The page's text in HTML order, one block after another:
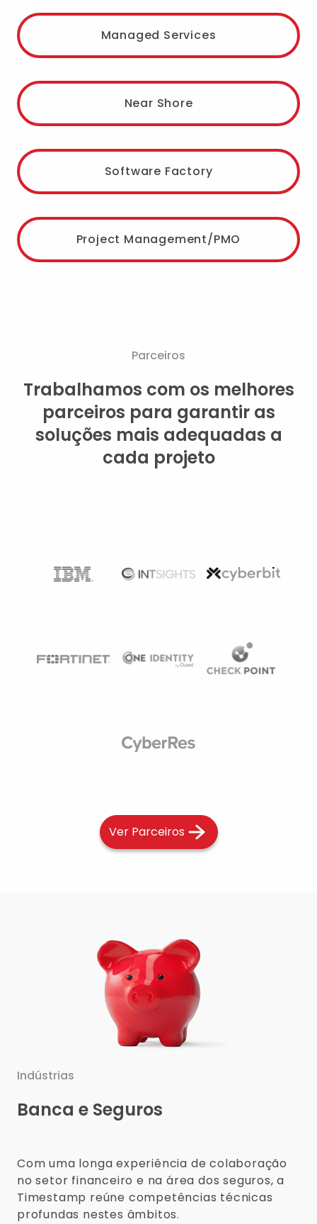
Managed Services
Near Shore
Software Factory
Project Management/PMO
Parceiros
Trabalhamos com os melhores
parceiros para garantir as
soluções mais adequadas a
cada projeto
Ver Parceiros
Indústrias
Banca e Seguros
Com uma longa experiência de colaboração
no setor financeiro e na área dos seguros, a
Timestamp reúne competências técnicas
profundas nestes âmbitos.